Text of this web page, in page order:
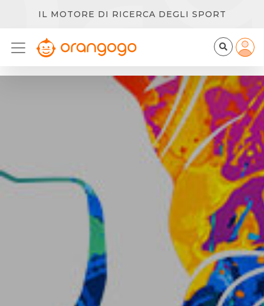
IL MOTORE DI RICERCA DEGLI SPORT